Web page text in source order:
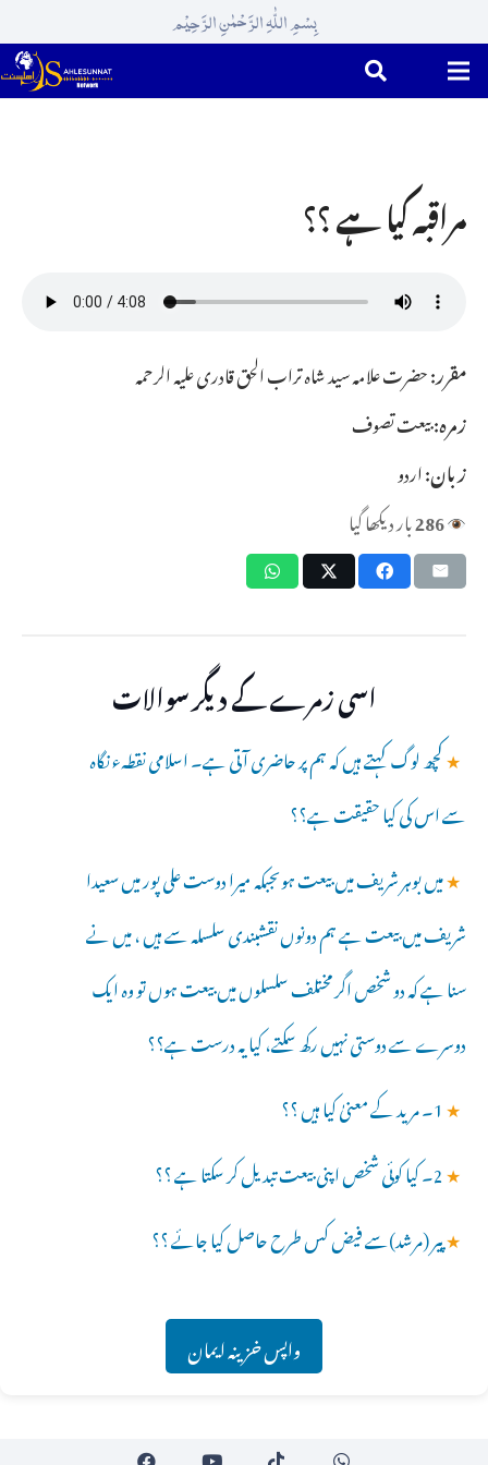
بِسْمِ اللّٰہِ الرَّحْمٰنِ الرَّحِیْم
مراقبہ کیا ہے ؟؟
مقرر:حضرت علامہ سید شاہ تراب الحق قادری علیہ الرحمہ
زمرہ:بیعت تصوف
زبان:اردو
286بار دیکھا گیا
اسی زمرے کے دیگر سوالات
★کچھ لوگ کہتے ہیں کہ ہم پر حاضری آتی ہے۔ اسلامی نقطہء نگاہ
سے اس کی کیا حقیقت ہے؟؟
★میں بوہر شریف میں بیعت ہوںجبکہ میرا دوست علی پور میں سعیدا
شریف میں بیعت ہے ہم دونوں نقشبندی سلسلہ سے ہیں ، میں نے
سنا ہے کہ دو شخص اگر مختلف سلسلوں میں بیعت ہوں تو وہ ایک
دوسرے سے دوستی نہیں رکھ سکتے، کیا یہ درست ہے؟؟
★1۔ مرید کے معنیٰ کیا ہیں ؟؟
★2۔ کیا کوئی شخص اپنی بیعت تبدیل کر سکتا ہے ؟؟
★پیر (مرشد)سے فیض کس طرح حاصل کیا جائے ؟؟
واپس خزینہ ایمان